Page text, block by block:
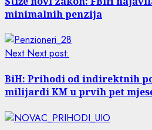
minimalnih penzija
Next Next post:
BiH: Prihodi od indirektnih
milijardi KM u prvih pet